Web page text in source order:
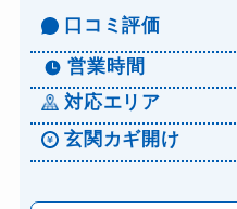
口コミ評価
営業時間
対応エリア
玄関カギ開け